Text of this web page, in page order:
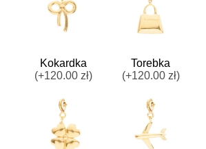
Kokardka
(+120.00 zł)
Torebka
(+120.00 zł)